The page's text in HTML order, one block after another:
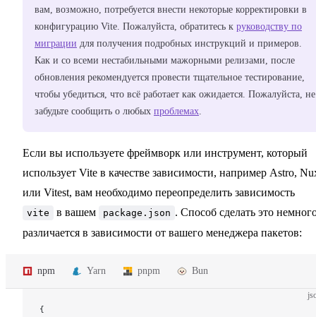
вам, возможно, потребуется внести некоторые корректировки в
конфигурацию Vite. Пожалуйста, обратитесь к руководству по
миграции для получения подробных инструкций и примеров.
Как и со всеми нестабильными мажорными релизами, после
обновления рекомендуется провести тщательное тестирование,
чтобы убедиться, что всё работает как ожидается. Пожалуйста, не
забудьте сообщить о любых проблемах.
Если вы используете фреймворк или инструмент, который
использует Vite в качестве зависимости, например Astro,
или Vitest, вам необходимо переопределить зависимость
vite в вашем package.json . Способ сделать это
различается в зависимости от вашего менеджера пакетов:
npm Yarn pnpm Bun
{